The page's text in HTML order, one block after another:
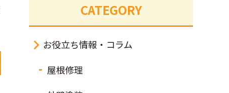
CATEGORY
お役立ち情報・コラム
屋根修理